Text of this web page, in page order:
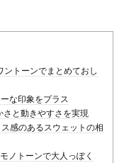
ントーンでまとめておし
な印象をプラス
さと動きやすさを実現
ス感のあるスウェットの相
ノトーンで大人っぽく